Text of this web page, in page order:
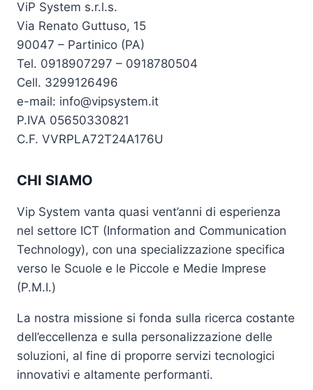
ViP System s.r.l.s.
Via Renato Guttuso, 15
90047 – Partinico (PA)
Tel. 0918907297 – 0918780504
Cell. 3299126496
e-mail: info@vipsystem.it
P.IVA 05650330821
C.F. VVRPLA72T24A176U
CHI SIAMO
Vip System vanta quasi vent’anni di esperienza
nel settore ICT (Information and Communication
Technology), con una specializzazione specifica
verso le Scuole e le Piccole e Medie Imprese
(P.M.I.)
La nostra missione si fonda sulla ricerca costante
dell’eccellenza e sulla personalizzazione delle
soluzioni, al fine di proporre servizi tecnologici
innovativi e altamente performanti.